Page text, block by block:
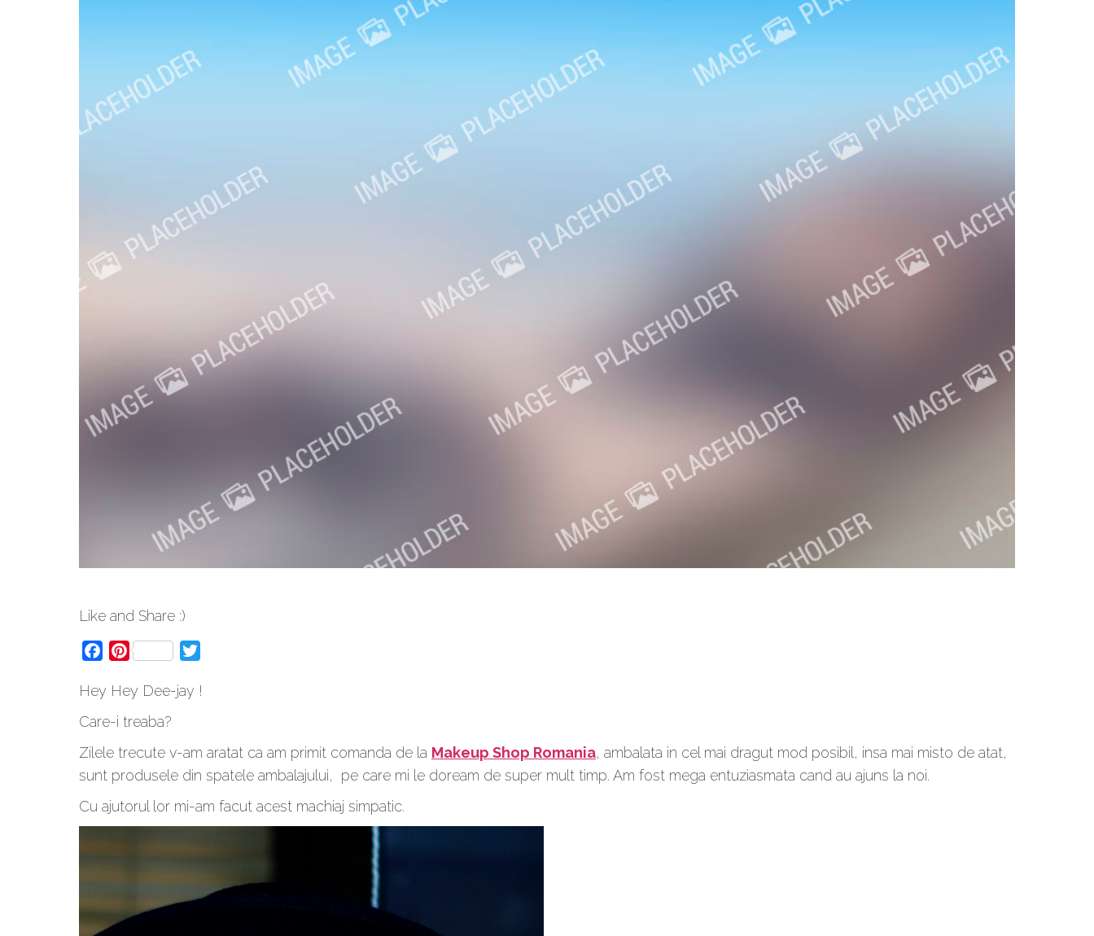
Like and Share :)
FacebookPinterest
Hey Hey Dee-jay !
Care-i treaba?
Zilele trecute v-am aratat ca am primit comanda de la Makeup Shop Romania, ambalata in cel mai dragut mod posibil, insa mai misto de atat,
sunt produsele din spatele ambalajului, pe care mi le doream de super mult timp. Am fost mega entuziasmata cand au ajuns la noi.
Cu ajutorul lor mi-am facut acest machiaj simpatic.